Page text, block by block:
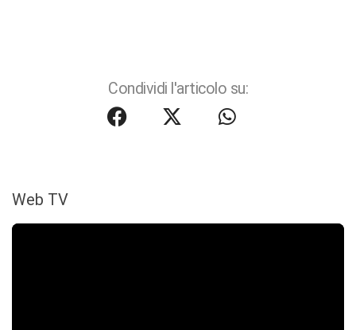
Condividi l'articolo su:
Web TV